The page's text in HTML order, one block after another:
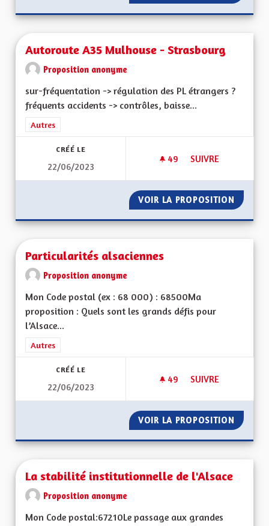
Autoroute A35 Mulhouse - Strasbourg
Proposition anonyme
sur-fréquentation -> régulation des PL étrangers ?
fréquents accidents -> contrôles, baisse...
Filtrer les résultats de la catégorie : Autres
Autres
CRÉÉ LE
22/06/2023
49 49 ABONNÉS
SUIVRE
VOIR LA PROPOSITION
Particularités alsaciennes
Proposition anonyme
Mon Code postal (ex : 68 000) : 68500Ma
proposition : Quels sont les grands défis pour
l’Alsace...
Filtrer les résultats de la catégorie : Autres
Autres
CRÉÉ LE
22/06/2023
49 49 ABONNÉS
SUIVRE
VOIR LA PROPOSITION
La stabilité institutionnelle de l'Alsace
Proposition anonyme
Mon Code postal:67210Le passage aux grandes